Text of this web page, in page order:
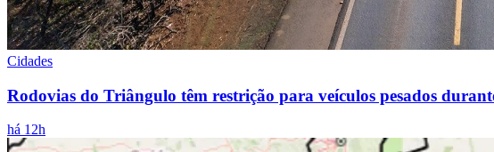
Cidades
Rodovias do Triângulo têm restrição para veículos pesados
há 12h